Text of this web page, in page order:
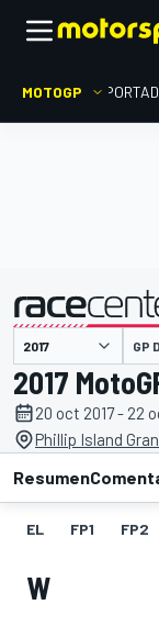
MOTOGP
presentado por GP
2017
20 oct 2017 - 22
Phillip Island
Resumen
EL FP1 FP2
W